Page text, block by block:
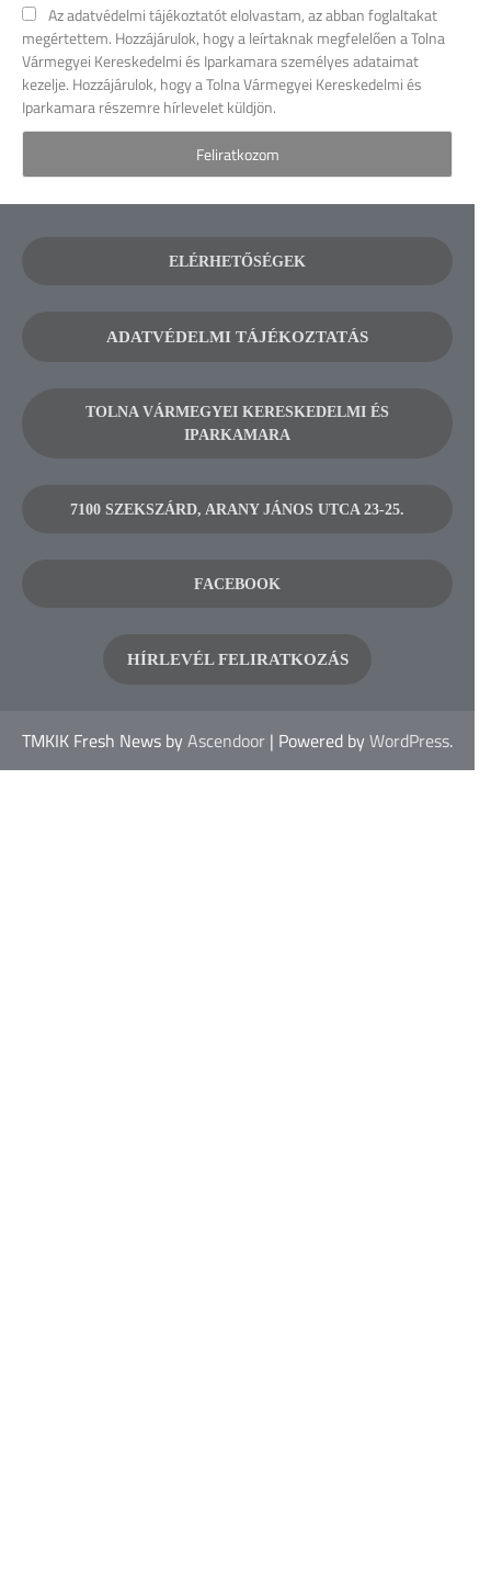
Az adatvédelmi tájékoztatót elolvastam, az abban foglaltakat
megértettem. Hozzájárulok, hogy a leírtaknak megfelelően a Tolna
Vármegyei Kereskedelmi és Iparkamara személyes adataimat
kezelje. Hozzájárulok, hogy a Tolna Vármegyei Kereskedelmi és
Iparkamara részemre hírlevelet küldjön.
ELÉRHETŐSÉGEK
ADATVÉDELMI TÁJÉKOZTATÁS
TOLNA VÁRMEGYEI KERESKEDELMI ÉS
IPARKAMARA
7100 SZEKSZÁRD, ARANY JÁNOS UTCA 23-25.
FACEBOOK
HÍRLEVÉL FELIRATKOZÁS
TMKIK Fresh News byAscendoor | Powered byWordPress.